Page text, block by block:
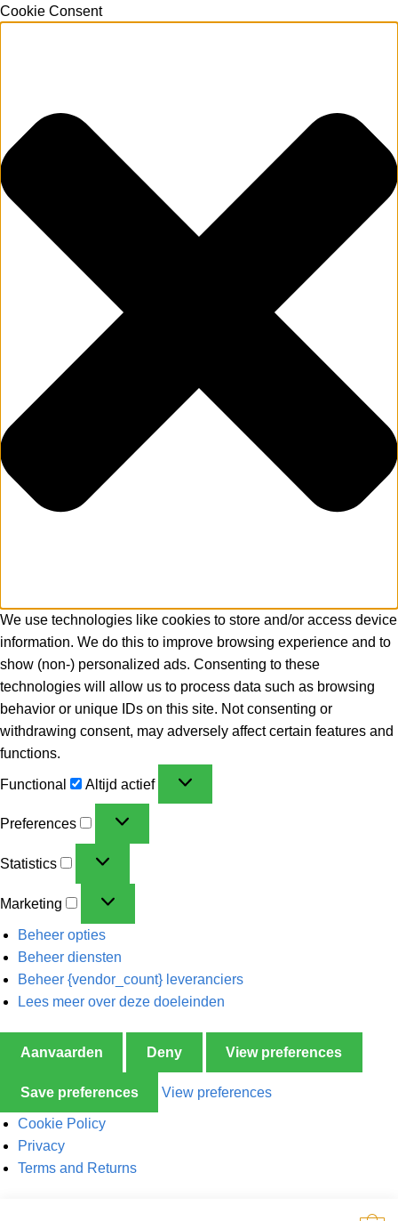
Cookie Consent
We use technologies like cookies to store and/or access device
information. We do this to improve browsing experience and to
show (non-) personalized ads. Consenting to these
technologies will allow us to process data such as browsing
behavior or unique IDs on this site. Not consenting or
withdrawing consent, may adversely affect certain features and
functions.
Functional Altijd actief
Preferences
Statistics
Marketing
Beheer opties
Beheer diensten
Beheer {vendor_count} leveranciers
Lees meer over deze doeleinden
Aanvaarden Deny View preferences
Save preferences View preferences
Cookie Policy
Privacy
Terms and Returns